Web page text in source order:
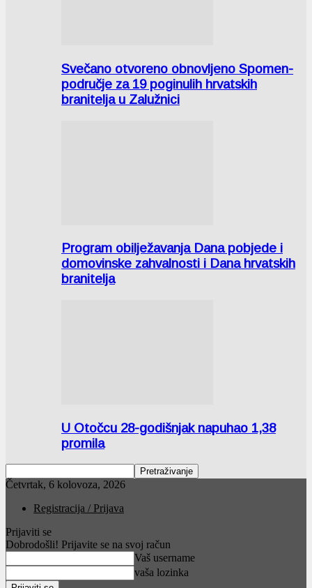
Svečano otvoreno obnovljeno Spomen-
područje za 19 poginulih hrvatskih
branitelja u Zalužnici
Program obilježavanja Dana pobjede i
domovinske zahvalnosti i Dana hrvatskih
branitelja
U Otočcu 28-godišnjak napuhao 1,38
promila
Četvrtak, 6 kolovoza, 2026
Registracija / Prijava
Prijaviti se
Dobrodošli! Prijavite se na svoj račun
Vaš username
vaša lozinka